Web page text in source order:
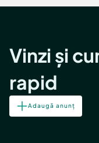
Vinzi și
rapid
Adaugă anunț